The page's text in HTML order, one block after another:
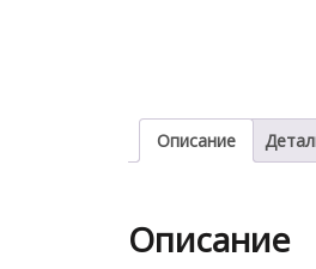
Описание
Описание